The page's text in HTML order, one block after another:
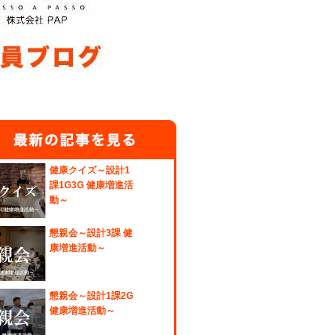
健康クイズ～設計1
課1G3G 健康増進活
動～
懇親会～設計3課 健
康増進活動～
懇親会～設計1課2G
健康増進活動～